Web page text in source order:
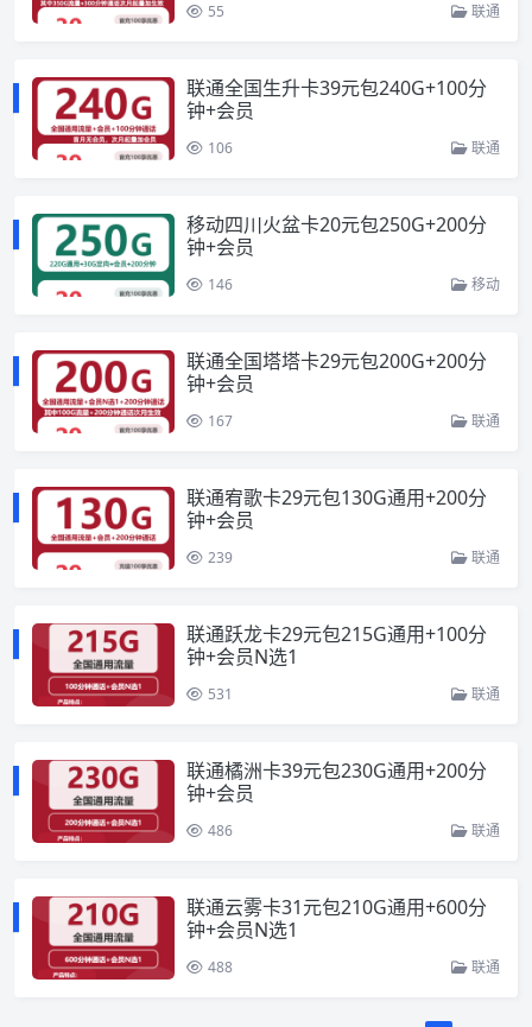
55 联通
联通全国生升卡39元包240G+100分
钟+会员
106 联通
移动四川火盆卡20元包250G+200分
钟+会员
146 移动
联通全国塔塔卡29元包200G+200分
钟+会员
167 联通
联通宥歌卡29元包130G通用+200分
钟+会员
239 联通
联通跃龙卡29元包215G通用+100分
钟+会员N选1
531 联通
联通橘洲卡39元包230G通用+200分
钟+会员
486 联通
联通云雾卡31元包210G通用+600分
钟+会员N选1
488 联通